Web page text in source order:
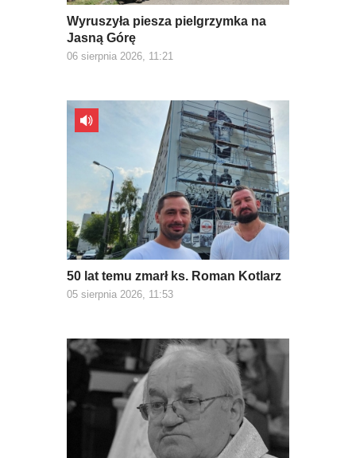
Wyruszyła piesza pielgrzymka na
Jasną Górę
06 sierpnia 2026, 11:21
50 lat temu zmarł ks. Roman Kotlarz
05 sierpnia 2026, 11:53